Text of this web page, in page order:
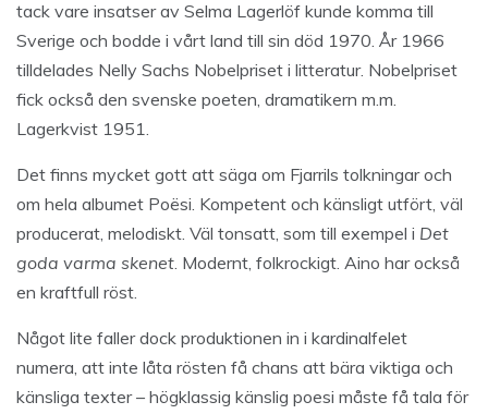
tack vare insatser av Selma Lagerlöf kunde komma till
Sverige och bodde i vårt land till sin död 1970. År 1966
tilldelades Nelly Sachs Nobelpriset i litteratur. Nobelpriset
fick också den svenske poeten, dramatikern m.m.
Lagerkvist 1951.
Det finns mycket gott att säga om Fjarrils tolkningar och
om hela albumet Poësi. Kompetent och känsligt utfört, väl
producerat, melodiskt. Väl tonsatt, som till exempel i Det
goda varma skenet. Modernt, folkrockigt. Aino har också
en kraftfull röst.
Något lite faller dock produktionen in i kardinalfelet
numera, att inte låta rösten få chans att bära viktiga och
känsliga texter – högklassig känslig poesi måste få tala för